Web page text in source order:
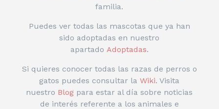
familia.
Puedes ver todas las mascotas que ya han
sido adoptadas en nuestro
apartado Adoptadas.
Si quieres conocer todas las razas de perros o
gatos puedes consultar laWiki. Visita
nuestro Blog para estar al día sobre noticias
de interés referente a los animales e